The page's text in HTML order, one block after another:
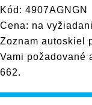
Kód: 4907AGNGN
Cena: na
Zoznam autoskiel
Vami požadované
662.